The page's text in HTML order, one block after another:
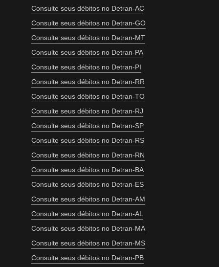
Consulte seus débitos no Detran-AC
Consulte seus débitos no Detran-GO
Consulte seus débitos no Detran-MT
Consulte seus débitos no Detran-PA
Consulte seus débitos no Detran-PI
Consulte seus débitos no Detran-RR
Consulte seus débitos no Detran-TO
Consulte seus débitos no Detran-RJ
Consulte seus débitos no Detran-SP
Consulte seus débitos no Detran-RS
Consulte seus débitos no Detran-RN
Consulte seus débitos no Detran-BA
Consulte seus débitos no Detran-ES
Consulte seus débitos no Detran-AM
Consulte seus débitos no Detran-AL
Consulte seus débitos no Detran-MA
Consulte seus débitos no Detran-MS
Consulte seus débitos no Detran-PB